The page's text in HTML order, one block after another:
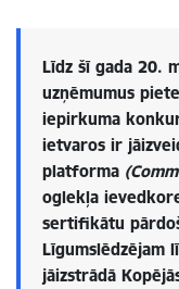
Līdz šī gada 20.
uzņēmumus
iepirkuma
ietvaros ir
platforma
oglekļa
sertifikātu
Līgumslēdzējam
jāizstrādā